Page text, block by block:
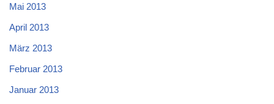
Mai 2013
April 2013
März 2013
Februar 2013
Januar 2013